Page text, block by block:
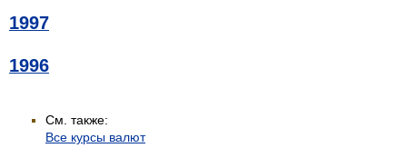
1997
1996
См. также:
Все курсы валют